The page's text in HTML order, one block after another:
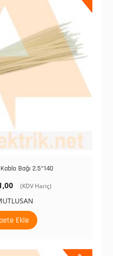
Bağı 2.5*140
Şu
fiyat:
₺ 31,00.
(KDV Hariç)
Ekle